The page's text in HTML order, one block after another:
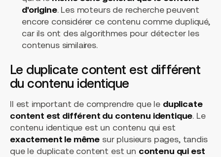
d'origine. Les moteurs de recherche peuvent
encore considérer ce contenu comme dupliqué,
car ils ont des algorithmes pour détecter les
contenus similaires.
Le duplicate content est différent
du contenu identique
Il est important de comprendre que le duplicate
content est différent du contenu identique. Le
contenu identique est un contenu qui est
exactement le même sur plusieurs pages, tandis
que le duplicate content est un contenu qui est